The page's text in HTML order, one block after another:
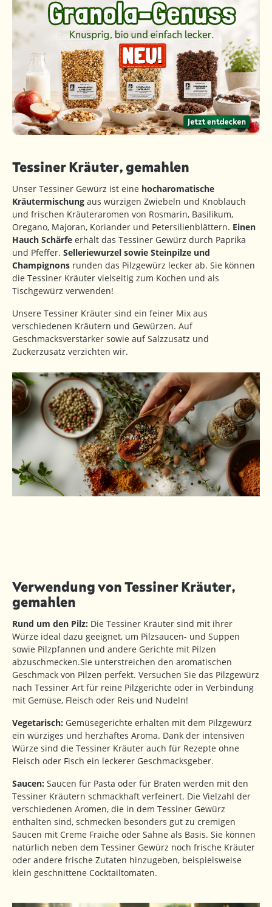
Tessiner Kräuter, gemahlen
Unser Tessiner Gewürz ist eine hocharomatische
Kräutermischung aus würzigen Zwiebeln und Knoblauch
und frischen Kräuteraromen von Rosmarin, Basilikum,
Oregano, Majoran, Koriander und Petersilienblättern. Einen
Hauch Schärfe erhält das Tessiner Gewürz durch Paprika
und Pfeffer. Selleriewurzel sowie Steinpilze und
Champignons runden das Pilzgewürz lecker ab. Sie können
die Tessiner Kräuter vielseitig zum Kochen und als
Tischgewürz verwenden!
Unsere Tessiner Kräuter sind ein feiner Mix aus
verschiedenen Kräutern und Gewürzen. Auf
Geschmacksverstärker sowie auf Salzzusatz und
Zuckerzusatz verzichten wir.
Verwendung von Tessiner Kräuter,
gemahlen
Rund um den Pilz: Die Tessiner Kräuter sind mit ihrer
Würze ideal dazu geeignet, um Pilzsaucen- und Suppen
sowie Pilzpfannen und andere Gerichte mit Pilzen
abzuschmecken.Sie unterstreichen den aromatischen
Geschmack von Pilzen perfekt. Versuchen Sie das Pilzgewürz
nach Tessiner Art für reine Pilzgerichte oder in Verbindung
mit Gemüse, Fleisch oder Reis und Nudeln!
Vegetarisch: Gemüsegerichte erhalten mit dem Pilzgewürz
ein würziges und herzhaftes Aroma. Dank der intensiven
Würze sind die Tessiner Kräuter auch für Rezepte ohne
Fleisch oder Fisch ein leckerer Geschmacksgeber.
Saucen: Saucen für Pasta oder für Braten werden mit den
Tessiner Kräutern schmackhaft verfeinert. Die Vielzahl der
verschiedenen Aromen, die in dem Tessiner Gewürz
enthalten sind, schmecken besonders gut zu cremigen
Saucen mit Creme Fraiche oder Sahne als Basis. Sie können
natürlich neben dem Tessiner Gewürz noch frische Kräuter
oder andere frische Zutaten hinzugeben, beispielsweise
klein geschnittene Cocktailtomaten.